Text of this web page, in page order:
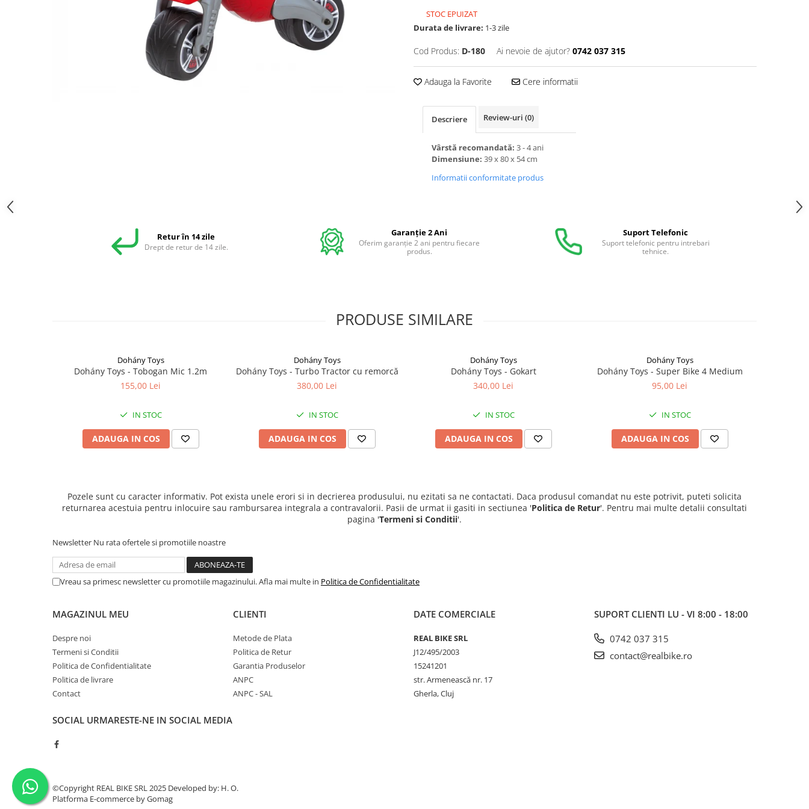
STOC EPUIZAT
Durata de livrare: 1-3 zile
Cod Produs: D-180 Ai nevoie de ajutor? 0742 037 315
Adauga la Favorite Cere informatii
Descriere Review-uri (0)
Vârstă recomandată: 3 - 4 ani
Dimensiune: 39 x 80 x 54 cm
Informatii conformitate produs
Retur în 14 zile
Drept de retur de 14 zile.
Garanție 2 Ani
Oferim garanție 2 ani pentru fiecare
produs.
Suport Telefonic
Suport telefonic pentru intrebari
tehnice.
PRODUSE SIMILARE
Dohány Toys
Dohány Toys - Tobogan Mic 1.2m
155,00 Lei
IN STOC
ADAUGA IN COS
Dohány Toys
Dohány Toys - Turbo Tractor cu remorcă
380,00 Lei
IN STOC
ADAUGA IN COS
Dohány Toys
Dohány Toys - Gokart
340,00 Lei
IN STOC
ADAUGA IN COS
Dohány Toys
Dohány Toys - Super Bike 4 Medium
95,00 Lei
IN STOC
ADAUGA IN COS
Pozele sunt cu caracter informativ. Pot exista unele erori si in decrierea produsului, nu ezitati sa ne contactati. Daca produsul comandat nu este potrivit, puteti solicita
returnarea acestuia pentru inlocuire sau rambursarea integrala a contravalorii. Pasii de urmat ii gasiti in sectiunea 'Politica de Retur'. Pentru mai multe detalii consultati
pagina 'Termeni si Conditii'.
Newsletter Nu rata ofertele si promotiile noastre
Vreau sa primesc newsletter cu promotiile magazinului. Afla mai multe in Politica de Confidentialitate
MAGAZINUL MEU
Despre noi
Termeni si Conditii
Politica de Confidentialitate
Politica de livrare
Contact
CLIENTI
Metode de Plata
Politica de Retur
Garantia Produselor
ANPC
ANPC - SAL
DATE COMERCIALE
REAL BIKE SRL
J12/495/2003
15241201
str. Armenească nr. 17
Gherla, Cluj
SUPORT CLIENTI LU - VI 8:00 - 18:00
0742 037 315
contact@realbike.ro
SOCIAL URMARESTE-NE IN SOCIAL MEDIA
©Copyright REAL BIKE SRL 2025 Developed by: H. O.
Platforma E-commerce by Gomag